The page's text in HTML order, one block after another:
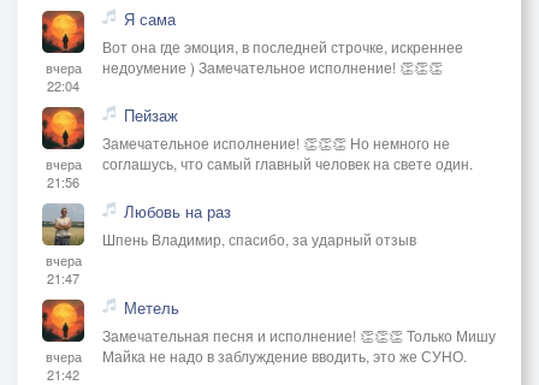
вчера
22:04
Я сама
Вот она где эмоция, в последней строчке, искреннее
недоумение ) Замечательное исполнение! 👏👏👏
вчера
21:56
Пейзаж
Замечательное исполнение! 👏👏👏 Но немного не
соглашусь, что самый главный человек на свете один.
вчера
21:47
Любовь на раз
Шпень Владимир, спасибо, за ударный отзыв
вчера
21:42
Метель
Замечательная песня и исполнение! 👏👏👏 Только Мишу
Майка не надо в заблуждение вводить, это же СУНО.